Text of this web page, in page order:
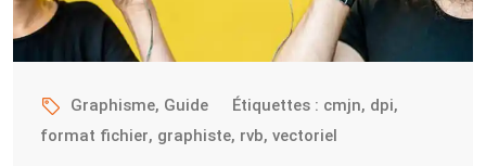
Graphisme, Guide Étiquettes : cmjn, dpi,
format fichier, graphiste, rvb, vectoriel